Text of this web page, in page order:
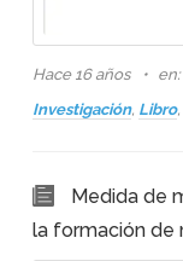
Hace 16 años en:
Investigación, Libro,
Medida de
la formación de